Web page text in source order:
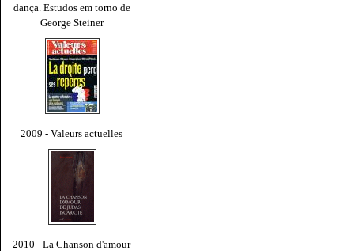
dança. Estudos em torno de
George Steiner
2009 - Valeurs actuelles
2010 - La Chanson d'amour